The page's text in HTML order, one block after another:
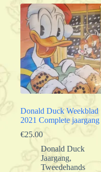
Donald Duck Weekblad
2021 Complete jaargang
€25.00
Donald Duck
Jaargang,
Tweedehands